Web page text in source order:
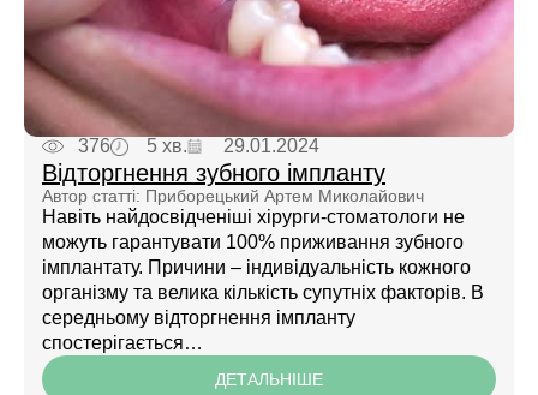
376 5 хв. 29.01.2024
Відторгнення зубного імпланту
Автор статті: Приборецький Артем Миколайович
Навіть найдосвідченіші хірурги-стоматологи не
можуть гарантувати 100% приживання зубного
імплантату. Причини – індивідуальність кожного
організму та велика кількість супутніх факторів. В
середньому відторгнення імпланту
спостерігається…
ДЕТАЛЬНІШЕ